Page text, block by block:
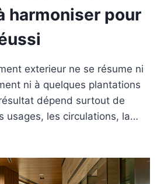
harmoniser pour
exterieur ne se résume ni
ni à quelques plantations
dépend surtout de
usages, les circulations, la…